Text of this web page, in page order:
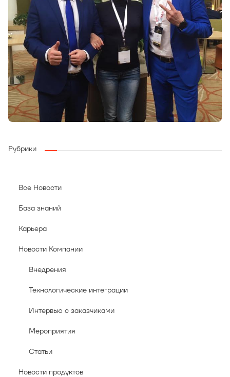
Рубрики
Все Новости
База знаний
Карьера
Новости Компании
Внедрения
Технологические интеграции
Интервью с заказчиками
Мероприятия
Статьи
Новости продуктов